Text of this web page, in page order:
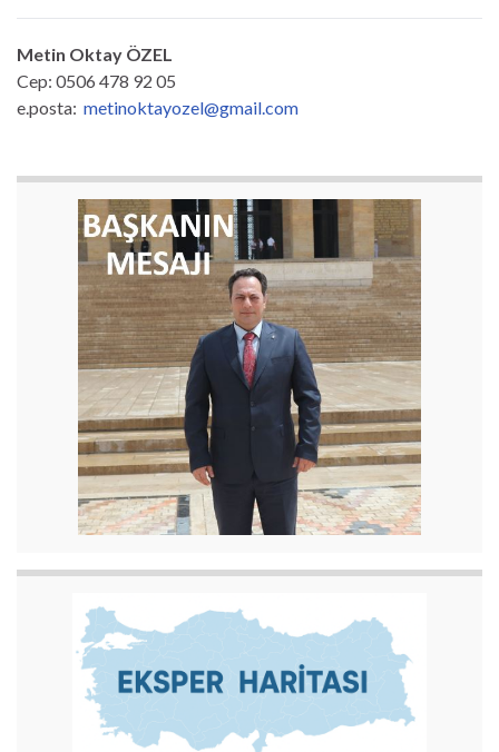
Metin Oktay ÖZEL
Cep: 0506 478 92 05
e.posta: metinoktayozel@gmail.com